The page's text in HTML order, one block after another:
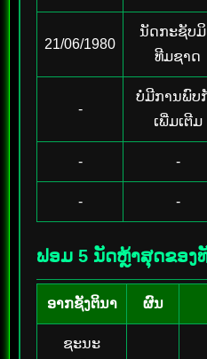
21/06/1980
ນັດກະຊັບ
ທີມຊາດ
-
ບໍ່ມີການພົບ
ເພີ່ມເຕີມ
- -
- -
ຟອມ 5 ນັດຫຼ້າສຸດຂອງ
ອາກຊັງຕິນາ ຜົນ
ຊະນະ